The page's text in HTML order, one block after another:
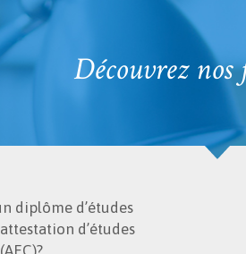
Découvrez
diplôme d’études
d’études